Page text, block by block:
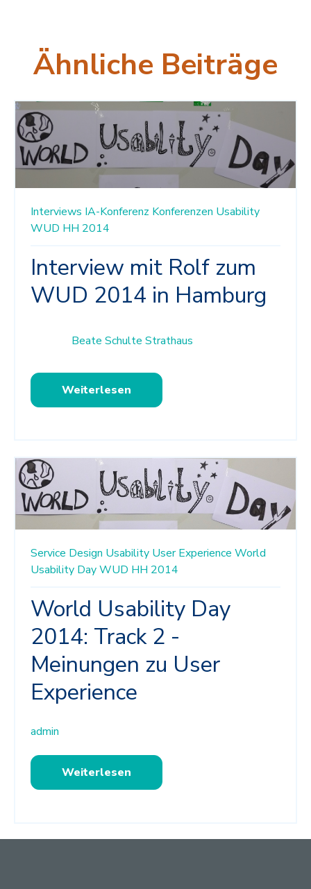
Ähnliche Beiträge
Interviews IA-Konferenz Konferenzen Usability
WUD HH 2014
Interview mit Rolf zum
WUD 2014 in Hamburg
Beate Schulte Strathaus
Weiterlesen
Service Design Usability User Experience World
Usability DayWUD HH 2014
World Usability Day
2014: Track 2 -
Meinungen zu User
Experience
admin
Weiterlesen